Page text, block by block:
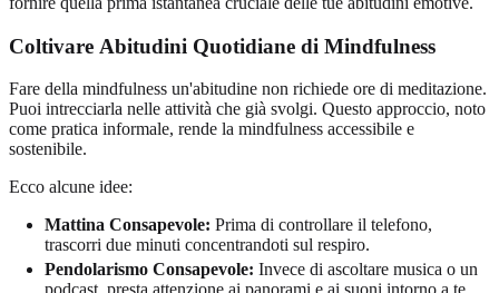
Coltivare Abitudini Quotidiane di Mindfulness
Fare della mindfulness un'abitudine non richiede ore di meditazione.
Puoi intrecciarla nelle attività che già svolgi. Questo approccio, noto
come pratica informale, rende la mindfulness accessibile e
sostenibile.
Ecco alcune idee:
Mattina Consapevole: Prima di controllare il telefono,
trascorri due minuti concentrandoti sul respiro.
Pendolarismo Consapevole: Invece di ascoltare musica o un